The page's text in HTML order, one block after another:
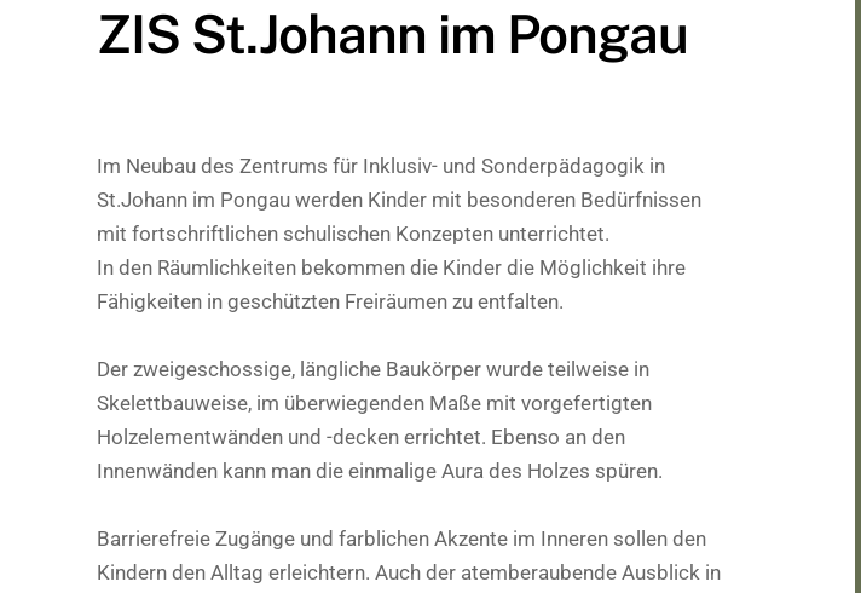
ZIS St.Johann im Pongau
Im Neubau des Zentrums für Inklusiv- und Sonderpädagogik in
St.Johann im Pongau werden Kinder mit besonderen Bedürfnissen
mit fortschriftlichen schulischen Konzepten unterrichtet.
In den Räumlichkeiten bekommen die Kinder die Möglichkeit ihre
Fähigkeiten in geschützten Freiräumen zu entfalten.
Der zweigeschossige, längliche Baukörper wurde teilweise in
Skelettbauweise, im überwiegenden Maße mit vorgefertigten
Holzelementwänden und -decken errichtet. Ebenso an den
Innenwänden kann man die einmalige Aura des Holzes spüren.
Barrierefreie Zugänge und farblichen Akzente im Inneren sollen den
Kindern den Alltag erleichtern. Auch der atemberaubende Ausblick in